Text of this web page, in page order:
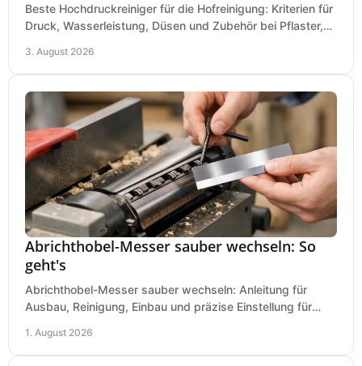
Beste Hochdruckreiniger für die Hofreinigung: Kriterien für
Druck, Wasserleistung, Düsen und Zubehör bei Pflaster,
3. August 2026
Abrichthobel-Messer sauber wechseln: So
geht's
Abrichthobel-Messer sauber wechseln: Anleitung für
Ausbau, Reinigung, Einbau und präzise Einstellung für
1. August 2026